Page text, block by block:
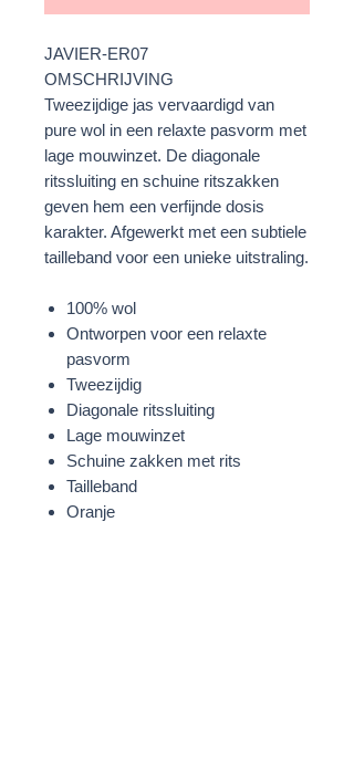
JAVIER-ER07
OMSCHRIJVING
Tweezijdige jas vervaardigd van
pure wol in een relaxte pasvorm met
lage mouwinzet. De diagonale
ritssluiting en schuine ritszakken
geven hem een verfijnde dosis
karakter. Afgewerkt met een subtiele
tailleband voor een unieke uitstraling.
100% wol
Ontworpen voor een relaxte
pasvorm
Tweezijdig
Diagonale ritssluiting
Lage mouwinzet
Schuine zakken met rits
Tailleband
Oranje